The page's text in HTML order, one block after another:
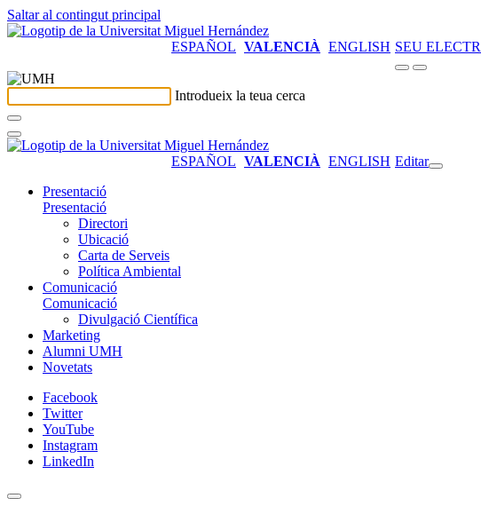
Saltar al contingut principal
ESPAÑOL VALENCIÀ ENGLISH SEU
Introdueix la teua cerca
ESPAÑOL VALENCIÀ ENGLISH Editar
Presentació
Presentació
Directori
Ubicació
Carta de Serveis
Política Ambiental
Comunicació
Comunicació
Divulgació Científica
Marketing
Alumni UMH
Novetats
Facebook
Twitter
YouTube
Instagram
LinkedIn